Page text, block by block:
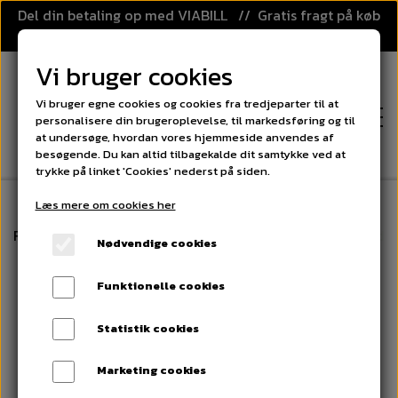
Del din betaling op med VIABILL // Gratis fragt på køb
over 499,-
FORSIDE
KATEGORIER
PRISGARANTI
KLUBAFTALE
Forside Rulleskøjter Rulleskøjter - Inline - My Hood
Vi bruger cookies
Vi bruger egne cookies og cookies fra tredjeparter til at
personalisere din brugeroplevelse, til markedsføring og til
at undersøge, hvordan vores hjemmeside anvendes af
besøgende. Du kan altid tilbagekalde dit samtykke ved at
trykke på linket 'Cookies' nederst på siden.
Læs mere om cookies her
Nødvendige cookies
Funktionelle cookies
Statistik cookies
Marketing cookies